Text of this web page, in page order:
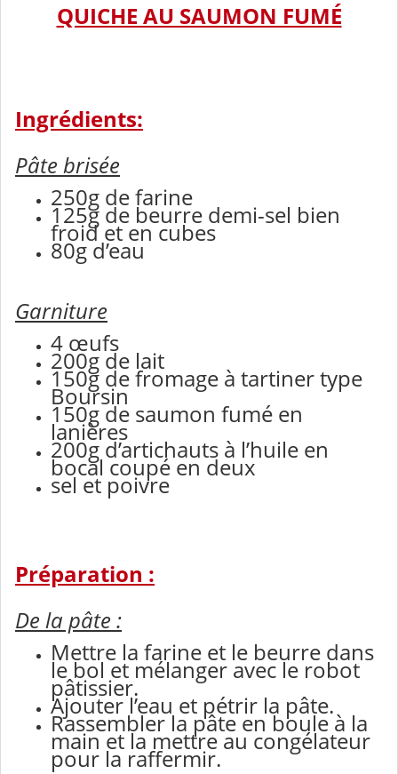
QUICHE AU SAUMON FUMÉ
Ingrédients:
Pâte brisée
250g de farine
125g de beurre demi-sel bien
froid et en cubes
80g d’eau
Garniture
4 œufs
200g de lait
150g de fromage à tartiner type
Boursin
150g de saumon fumé en
lanières
200g d’artichauts à l’huile en
bocal coupé en deux
sel et poivre
Préparation :
De la pâte :
Mettre la farine et le beurre dans
le bol et mélanger avec le robot
pâtissier.
Ajouter l’eau et pétrir la pâte.
Rassembler la pâte en boule à la
main et la mettre au congélateur
pour la raffermir.